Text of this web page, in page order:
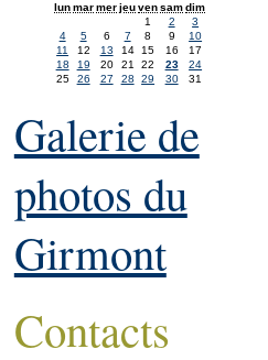
lunmarmerjeuvensamdim
1
2
3
4
5 6 7 8 9
10
11
12 13 14 15 16
17
18
19 20 21 22 23
24
25
26 27 28 29 30 31
Galerie de
photos du
Girmont
Contacts